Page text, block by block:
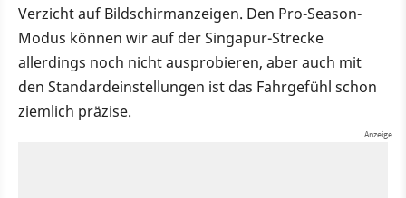
Verzicht auf Bildschirmanzeigen. Den Pro-Season-
Modus können wir auf der Singapur-Strecke
allerdings noch nicht ausprobieren, aber auch mit
den Standardeinstellungen ist das Fahrgefühl schon
ziemlich präzise.